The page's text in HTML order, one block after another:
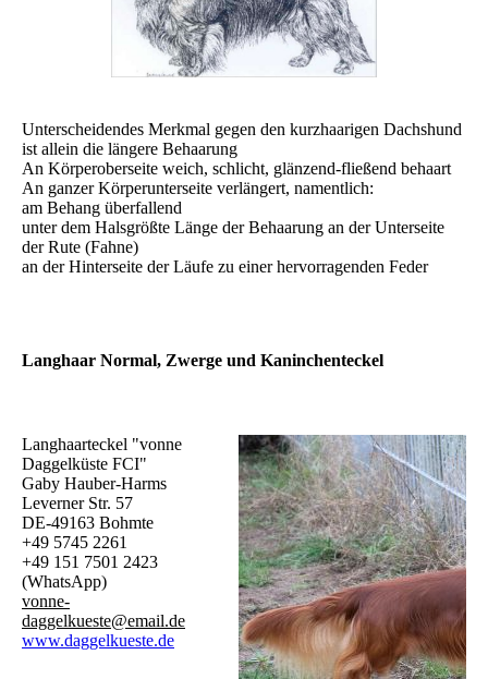
Unterscheidendes Merkmal gegen den kurzhaarigen Dachshund
ist allein die längere Behaarung
An Körperoberseite weich, schlicht, glänzend-fließend behaart
An ganzer Körperunterseite verlängert, namentlich:
am Behang überfallend
unter dem Halsgrößte Länge der Behaarung an der Unterseite
der Rute (Fahne)
an der Hinterseite der Läufe zu einer hervorragenden Feder
Langhaar Normal, Zwerge und Kaninchenteckel
Langhaarteckel "vonne
Daggelküste FCI"
Gaby Hauber-Harms
Leverner Str. 57
DE-49163 Bohmte
+49 5745 2261
+49 151 7501 2423
(WhatsApp)
vonne-
daggelkueste@email.de
www.daggelkueste.de